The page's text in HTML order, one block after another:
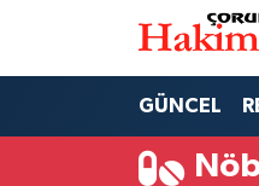
GÜNCEL
POLİTİKA
Nöbetçi Eczaneler
Hava Durumu